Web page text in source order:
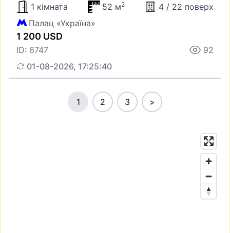
1 кімната
52 м2
4 / 22 поверх
Палац «Україна»
1 200 USD
ID: 6747
92
01-08-2026, 17:25:40
1 2 3 >